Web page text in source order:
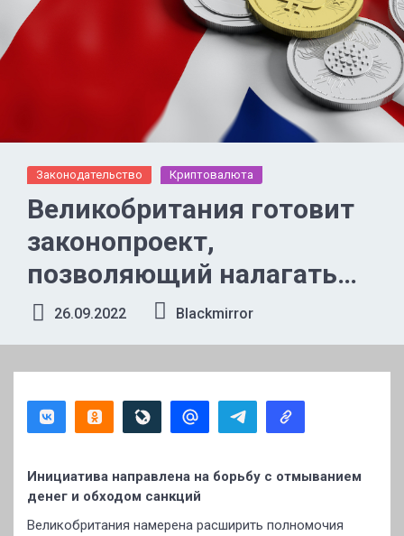
Законодательство Криптовалюта
Великобритания готовит
законопроект,
позволяющий налагать
арест, замораживать и
изымать криптовалюту
26.09.2022 Blackmirror
Инициатива направлена на борьбу с отмыванием
денег и обходом санкций
Великобритания намерена расширить полномочия